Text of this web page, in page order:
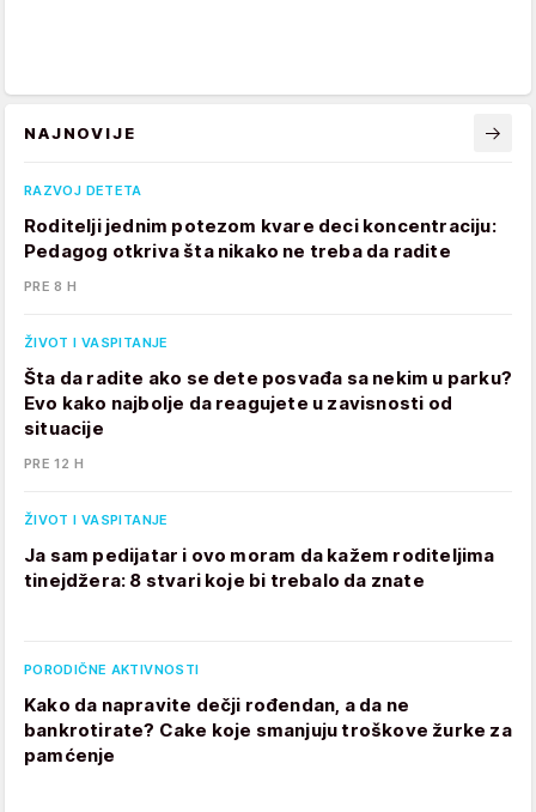
NAJNOVIJE
RAZVOJ DETETA
Roditelji jednim potezom kvare deci koncentraciju:
Pedagog otkriva šta nikako ne treba da radite
PRE 8 H
ŽIVOT I VASPITANJE
Šta da radite ako se dete posvađa sa nekim u parku?
Evo kako najbolje da reagujete u zavisnosti od
situacije
PRE 12 H
ŽIVOT I VASPITANJE
Ja sam pedijatar i ovo moram da kažem roditeljima
tinejdžera: 8 stvari koje bi trebalo da znate
PORODIČNE AKTIVNOSTI
Kako da napravite dečji rođendan, a da ne
bankrotirate? Cake koje smanjuju troškove žurke za
pamćenje